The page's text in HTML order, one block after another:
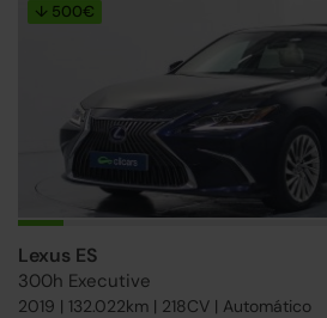
↓ 500€
Lexus ES
300h Executive
2019 | 132.022km | 218CV | Automático